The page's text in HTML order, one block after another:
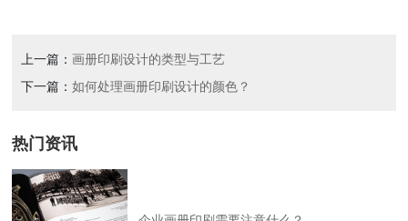
上一篇：画册印刷设计的类型与工艺
下一篇：如何处理画册印刷设计的颜色？
热门资讯